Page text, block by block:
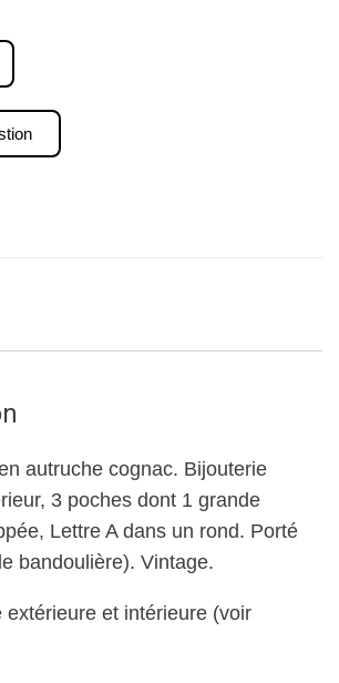
autruche cognac. Bijouterie
3 poches dont 1 grande
Lettre A dans un rond. Porté
bandoulière). Vintage.
extérieure et intérieure (voir